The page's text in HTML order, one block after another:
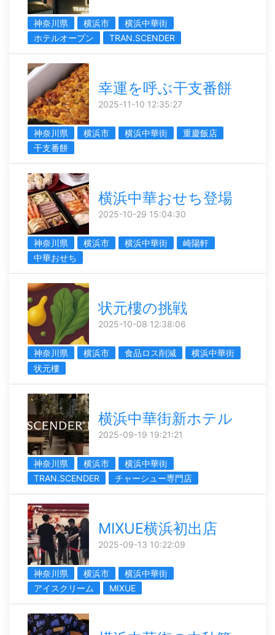
神奈川県 横浜市
横浜中華街
ホテルオープン
TRAN.SCENDER
幸運を呼ぶ干支番餅
2025-11-10 12:35:27
神奈川県 横浜市 横浜中華街
重慶飯店
干支番餅
横浜中華おせち登場
2025-10-29 15:04:30
神奈川県 横浜市 横浜中華街
崎陽軒
中華おせち
状元樓の挑戦
2025-10-08 12:38:06
神奈川県 横浜市 食品ロス削減
横浜中華街
状元樓
横浜中華街新ホテル
2025-09-19 19:21:21
神奈川県 横浜市
横浜中華街
TRAN.SCENDER
チャーシュー専門店
MIXUE横浜初出店
2025-09-13 10:22:09
神奈川県 横浜市
横浜中華街
アイスクリーム
MIXUE